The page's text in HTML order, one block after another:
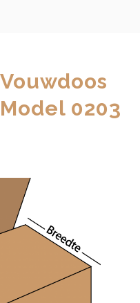
Vouwdoos
Model 0203